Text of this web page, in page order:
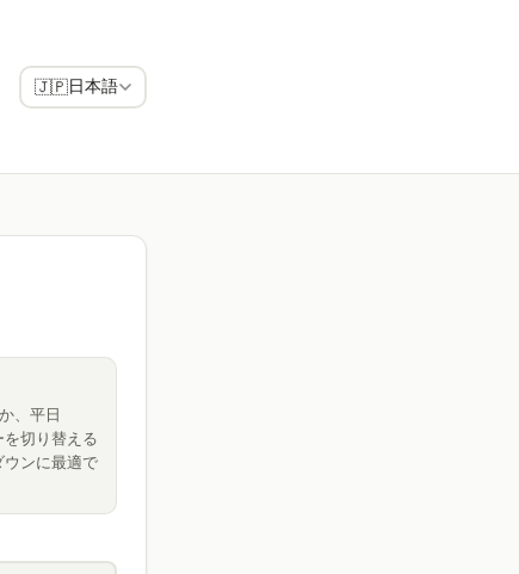
🇯🇵日本語
、平日
切り替える
ンに最適で